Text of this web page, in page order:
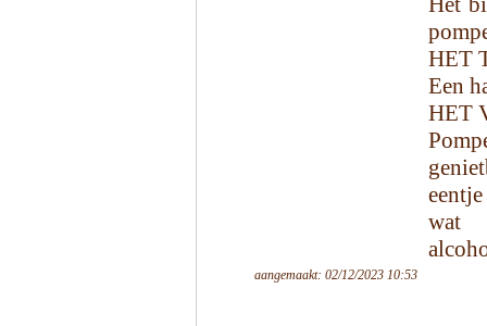
HET
Een
HET
wat
aangemaakt: 02/12/2023 10:53